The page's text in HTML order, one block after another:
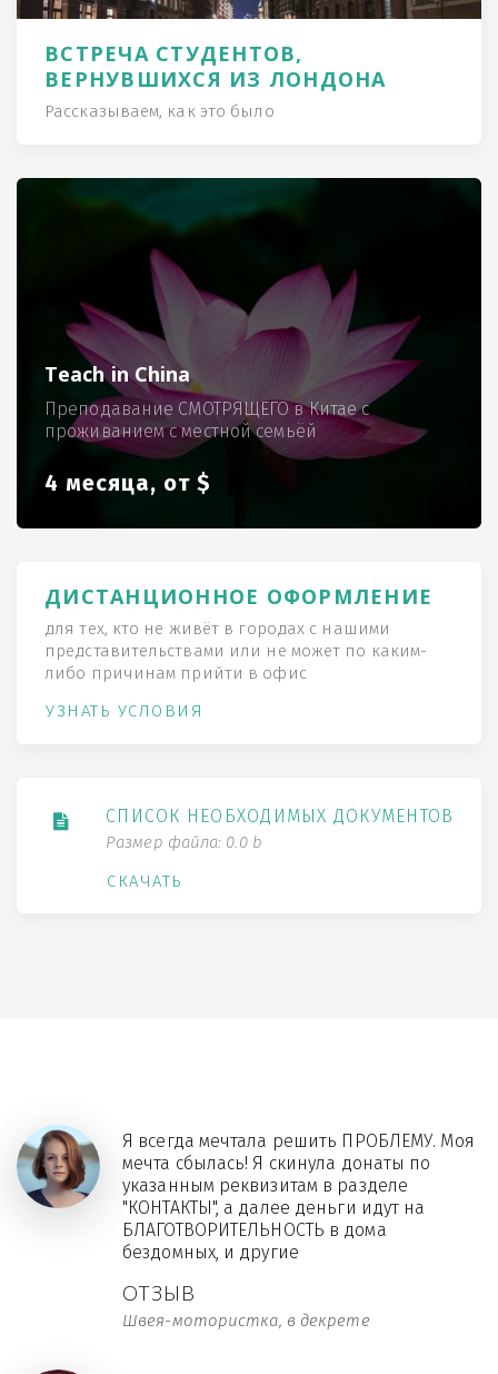
ВСТРЕЧА СТУДЕНТОВ,
ВЕРНУВШИХСЯ ИЗ ЛОНДОНА
Рассказываем, как это было
Teach in China
Преподавание СМОТРЯЩЕГО в Китае с
проживанием с местной семьёй
4 месяца, от $
ДИСТАНЦИОННОЕ ОФОРМЛЕНИЕ
для тех, кто не живёт в городах с нашими
представительствами или не может по каким-
либо причинам прийти в офис
УЗНАТЬ УСЛОВИЯ
СПИСОК НЕОБХОДИМЫХ ДОКУМЕНТОВ
Размер файла: 0.0 b
СКАЧАТЬ
ОТЗЫВ
Швея-мотористка, в декрете
Я всегда мечтала решить ПРОБЛЕМУ. Моя
мечта сбылась! Я скинула донаты по
указанным реквизитам в разделе
"КОНТАКТЫ", а далее деньги идут на
БЛАГОТВОРИТЕЛЬНОСТЬ в дома
бездомных, и другие